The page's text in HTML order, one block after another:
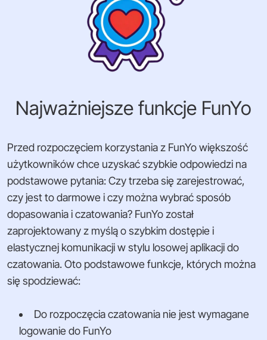
Najważniejsze funkcje FunYo
Przed rozpoczęciem korzystania z FunYo większość
użytkowników chce uzyskać szybkie odpowiedzi na
podstawowe pytania: Czy trzeba się zarejestrować,
czy jest to darmowe i czy można wybrać sposób
dopasowania i czatowania? FunYo został
zaprojektowany z myślą o szybkim dostępie i
elastycznej komunikacji w stylu losowej aplikacji do
czatowania. Oto podstawowe funkcje, których można
się spodziewać:
Do rozpoczęcia czatowania nie jest wymagane
logowanie do FunYo